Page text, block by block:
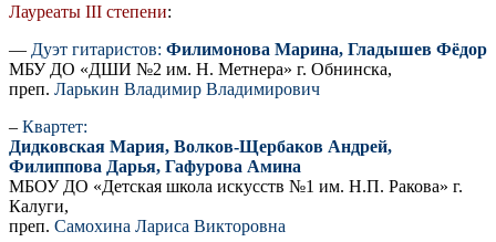
Лауреаты III степени:
— Дуэт гитаристов: Филимонова Марина, Гладышев Фёдор
МБУ ДО «ДШИ №2 им. Н. Метнера» г. Обнинска,
преп. Ларькин Владимир Владимирович
– Квартет:
Дидковская Мария, Волков-Щербаков Андрей,
Филиппова Дарья, Гафурова Амина
МБОУ ДО «Детская школа искусств №1 им. Н.П. Ракова» г.
Калуги,
преп. Самохина Лариса Викторовна